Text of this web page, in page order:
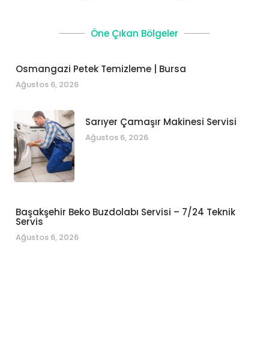
Öne Çıkan Bölgeler
Osmangazi Petek Temizleme | Bursa
Ağustos 6, 2026
Sarıyer Çamaşır Makinesi Servisi
Ağustos 6, 2026
Başakşehir Beko Buzdolabı Servisi – 7/24 Teknik
Servis
Ağustos 6, 2026